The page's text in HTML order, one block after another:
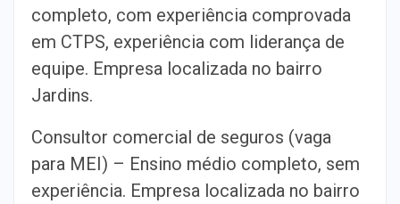
completo, com experiência comprovada
em CTPS, experiência com liderança de
equipe. Empresa localizada no bairro
Jardins.
Consultor comercial de seguros (vaga
para MEI) – Ensino médio completo, sem
experiência. Empresa localizada no bairro